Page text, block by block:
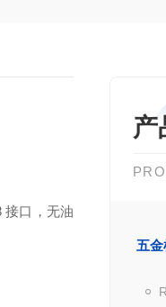
产
五
接口，无油